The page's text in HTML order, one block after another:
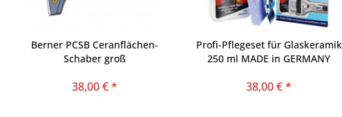
Berner PCSB Ceranflächen-
Schaber groß
38,00 € *
Profi-Pflegeset für Glaskeramik
250 ml MADE in GERMANY
38,00 € *